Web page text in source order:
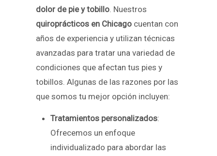
dolor de pie y tobillo. Nuestros
quiroprácticos en Chicago cuentan con
años de experiencia y utilizan técnicas
avanzadas para tratar una variedad de
condiciones que afectan tus pies y
tobillos. Algunas de las razones por las
que somos tu mejor opción incluyen:
Tratamientos personalizados:
Ofrecemos un enfoque
individualizado para abordar las